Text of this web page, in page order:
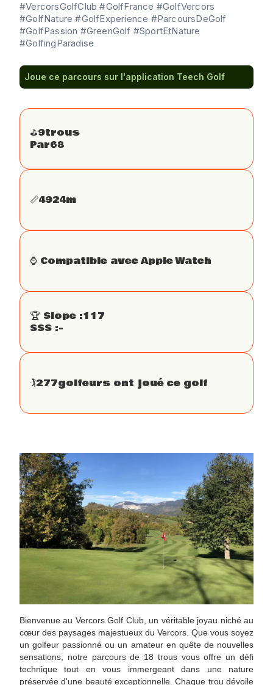
#VercorsGolfClub #GolfFrance #GolfVercors
#GolfNature #GolfExperience #ParcoursDeGolf
#GolfPassion #GreenGolf #SportEtNature
#GolfingParadise
Joue ce parcours sur l'application Teech Golf
⛳️9trous
Par68
📏4924m
⌚️ Compatible avec Apple Watch
🏆 Slope :117
SSS :-
🏌277golfeurs ont joué ce golf
Bienvenue au Vercors Golf Club, un véritable joyau niché au
cœur des paysages majestueux du Vercors. Que vous soyez
un golfeur passionné ou un amateur en quête de nouvelles
sensations, notre parcours de 18 trous vous offre un défi
technique tout en vous immergeant dans une nature
préservée d'une beauté exceptionnelle. Chaque trou dévoile